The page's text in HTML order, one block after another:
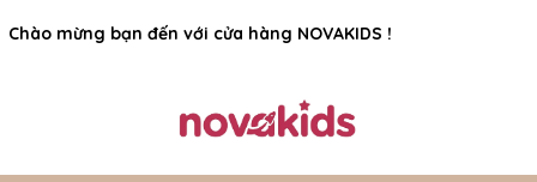
Chào mừng bạn đến với cửa hàng NOVAKIDS !
Rất nhiều ưu đãi và chương trình khuyến mãi đang chờ đợi
bạn